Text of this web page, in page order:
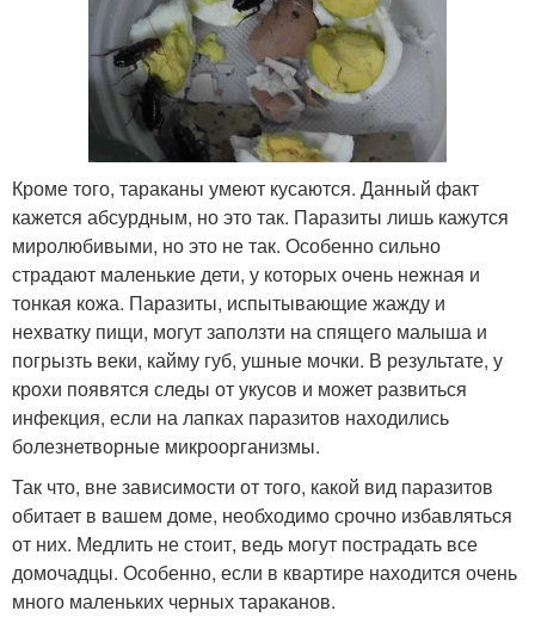
Кроме того, тараканы умеют кусаются. Данный факт
кажется абсурдным, но это так. Паразиты лишь кажутся
миролюбивыми, но это не так. Особенно сильно
страдают маленькие дети, у которых очень нежная и
тонкая кожа. Паразиты, испытывающие жажду и
нехватку пищи, могут заползти на спящего малыша и
погрызть веки, кайму губ, ушные мочки. В результате, у
крохи появятся следы от укусов и может развиться
инфекция, если на лапках паразитов находились
болезнетворные микроорганизмы.
Так что, вне зависимости от того, какой вид паразитов
обитает в вашем доме, необходимо срочно избавляться
от них. Медлить не стоит, ведь могут пострадать все
домочадцы. Особенно, если в квартире находится очень
много маленьких черных тараканов.